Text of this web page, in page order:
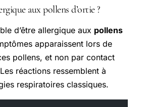
aux pollens d’ortie ?
d’être allergique aux pollens
apparaissent lors de
pollens, et non par contact
réactions ressemblent à
respiratoires classiques.